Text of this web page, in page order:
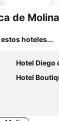
de Molina
hoteles...
Hotel Diego
Hotel